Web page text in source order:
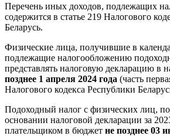
Перечень иных доходов, подлежащих
содержится в статье 219 Налогового
Беларусь.
Физические лица, получившие в
подлежащие налогообложению
представлять налоговую декларацию в
позднее 1 апреля 2024 года (часть
Налогового кодекса Республики
Подоходный налог с физических лиц,
основании налоговой декларации за
плательщиком в бюджет не позднее 03